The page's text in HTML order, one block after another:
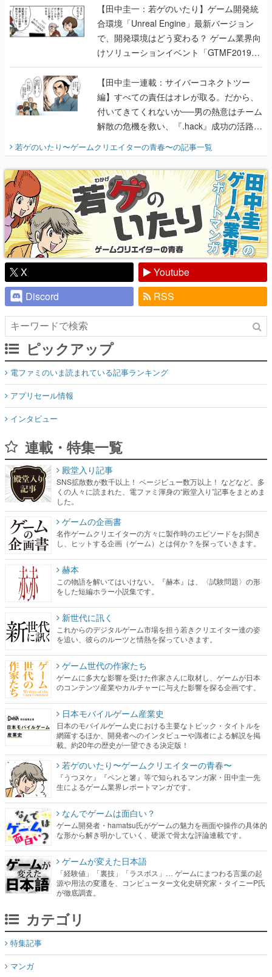
けソリューションイベント「GTMF2019」
に行って、より理解を深めよう【PR】
【田中圭一連載：サイバーコネクトツー
編】すべての責任はオレが取る。だから、
付いてきてくれないか──男の熱意はチーム
解散の危機を救い、『.hack』成功の活路を
開く。業界の快男児・松山 洋に流れる血は
『少年ジャンプ』色だった【若ゲのいた
り】
若ゲのいたり〜ゲームクリエイターの青春〜の記事一覧
X
Youtube
Discord
RSS
ピックアップ
電ファミのいま読まれている記事ランキング
アプリセール情報
インタビュー
連載・特集一覧
くの人々に読まれた、電ファミ渾身の“殿堂入り”記事をまとめま
した。
ゲームの企画書
名作ゲームクリエイターの方々に製作時のエピソードをお聞き
し、ヒットする企画（ゲーム）とは何か？を探っていきます。
赫本
この物語を解いてはいけない。『赫本』は、〈試験問題〉の形
をした短編ホラー小説集です。
新世代に訊く
これからのデジタルゲーム市場を担う若きクリエイター達の姿
を追い、彼らのルーツと情熱を探っていきます。
ゲーム世代の作家たち
ゲームに多大な影響を受けた作家さんに取材し、ゲームが日本
のコンテンツ産業やカルチャーに与えた影響を探る企画です。
日本モバイルゲーム産業史
日本のモバイルゲーム史における主要なトピック・タイトルを
網羅するほか、開発者へのインタビューや識者による解説を掲
若ゲのいたり〜ゲームクリエイターの青春〜
『うつヌケ』『ペンと箸』等で知られるマンガ家・田中圭一先
生によるゲーム業界レポートマンガです。
なんでゲームは面白い？
ゲーム開発者・hamatsu氏がゲームの魅力を画面や操作の具体的
な形から解き明かしていく、硬派で骨太な評論連載です。
ゲームが変えた日本語
「経験値」「裏技」「ラスボス」… ゲームにまつわる言葉の起
源や用法の変遷を、コンピューター文化史研究家・タイニーP氏
カテゴリ
マンガ
女性向け
アプリレビュー